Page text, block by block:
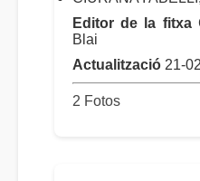
Editor de la fitxa
Blai
Actualització 21-
2 Fotos